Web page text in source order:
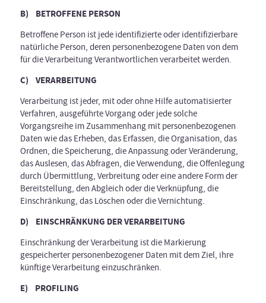
B) BETROFFENE PERSON
Betroffene Person ist jede identifizierte oder identifizierbare
natürliche Person, deren personenbezogene Daten von dem
für die Verarbeitung Verantwortlichen verarbeitet werden.
C) VERARBEITUNG
Verarbeitung ist jeder, mit oder ohne Hilfe automatisierter
Verfahren, ausgeführte Vorgang oder jede solche
Vorgangsreihe im Zusammenhang mit personenbezogenen
Daten wie das Erheben, das Erfassen, die Organisation, das
Ordnen, die Speicherung, die Anpassung oder Veränderung,
das Auslesen, das Abfragen, die Verwendung, die Offenlegung
durch Übermittlung, Verbreitung oder eine andere Form der
Bereitstellung, den Abgleich oder die Verknüpfung, die
Einschränkung, das Löschen oder die Vernichtung.
D) EINSCHRÄNKUNG DER VERARBEITUNG
Einschränkung der Verarbeitung ist die Markierung
gespeicherter personenbezogener Daten mit dem Ziel, ihre
künftige Verarbeitung einzuschränken.
E) PROFILING